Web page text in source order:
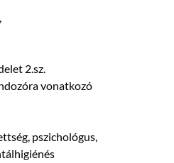
2.sz.
vonatkozó
pszichológus,